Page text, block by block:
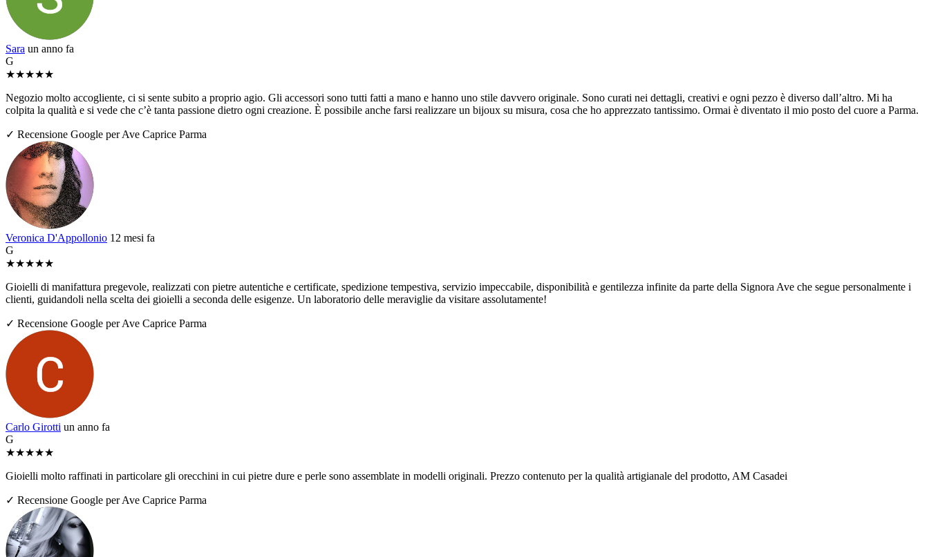
Sara un anno fa
G
★★★★★
Negozio molto accogliente, ci si sente subito a proprio agio. Gli accessori sono tutti fatti a mano e hanno uno stile davvero originale. Sono curati nei dettagli, creativi e ogni pezzo è diverso dall’altro. Mi ha
colpita la qualità e si vede che c’è tanta passione dietro ogni creazione. È possibile anche farsi realizzare un bijoux su misura, cosa che ho apprezzato tantissimo. Ormai è diventato il mio posto del cuore a Parma.
✓ Recensione Google per Ave Caprice Parma
Veronica D'Appollonio 12 mesi fa
G
★★★★★
Gioielli di manifattura pregevole, realizzati con pietre autentiche e certificate, spedizione tempestiva, servizio impeccabile, disponibilità e gentilezza infinite da parte della Signora Ave che segue personalmente i
clienti, guidandoli nella scelta dei gioielli a seconda delle esigenze. Un laboratorio delle meraviglie da visitare assolutamente!
✓ Recensione Google per Ave Caprice Parma
Carlo Girotti un anno fa
G
★★★★★
Gioielli molto raffinati in particolare gli orecchini in cui pietre dure e perle sono assemblate in modelli originali. Prezzo contenuto per la qualità artigianale del prodotto, AM Casadei
✓ Recensione Google per Ave Caprice Parma